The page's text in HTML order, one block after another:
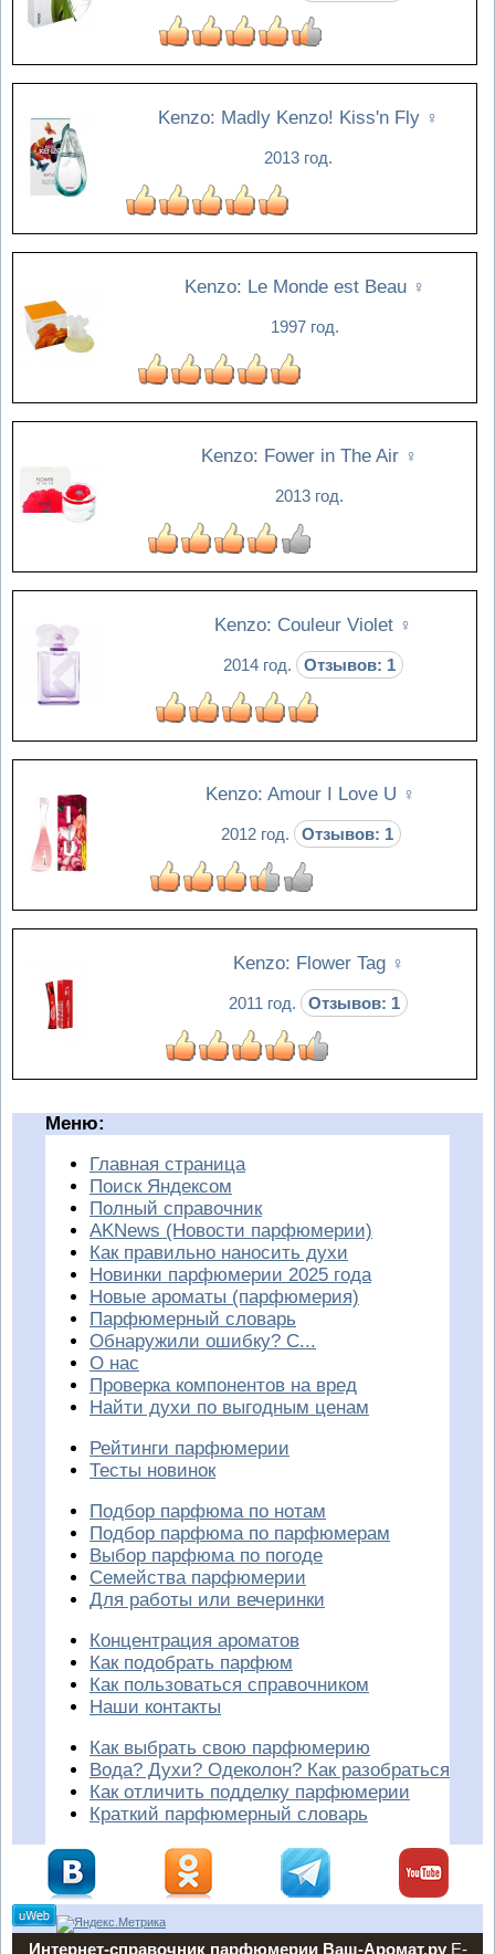
Kenzo: Madly Kenzo! Kiss'n Fly ♀
2013 год.
Kenzo: Le Monde est Beau ♀
1997 год.
Kenzo: Fower in The Air ♀
2013 год.
Kenzo: Couleur Violet ♀
2014 год. Отзывов: 1
Kenzo: Amour I Love U ♀
2012 год. Отзывов: 1
Kenzo: Flower Tag ♀
2011 год. Отзывов: 1
Меню:
Главная страница
Поиск Яндексом
Полный справочник
AKNews (Новости парфюмерии)
Как правильно наносить духи
Новинки парфюмерии 2025 года
Новые ароматы (парфюмерия)
Парфюмерный словарь
Обнаружили ошибку? С...
О нас
Проверка компонентов на вред
Найти духи по выгодным ценам
Рейтинги парфюмерии
Тесты новинок
Подбор парфюма по нотам
Подбор парфюма по парфюмерам
Выбор парфюма по погоде
Семейства парфюмерии
Для работы или вечеринки
Концентрация ароматов
Как подобрать парфюм
Как пользоваться справочником
Наши контакты
Как выбрать свою парфюмерию
Вода? Духи? Одеколон? Как разобраться
Как отличить подделку парфюмерии
Краткий парфюмерный словарь
Интернет-справочник парфюмерии Ваш-Аромат.руE-